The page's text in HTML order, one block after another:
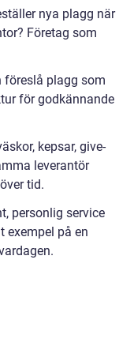
nya plagg när
Företag som
föreslå plagg som
för godkännande
kepsar, give-
leverantör
tid.
personlig service
exempel på en